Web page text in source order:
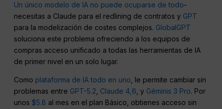
Un único modelo de IA no puede ocuparse de todo-
necesitas a Claude para el redlining de contratos y GPT
para la modelización de costes complejos. GlobalGPT
soluciona este problema ofreciendo a los equipos de
compras acceso unificado a todas las herramientas de IA
de primer nivel en un solo lugar.
Como plataforma de IA todo en uno, le permite cambiar sin
problemas entre GPT-5.2, Claude 4,6, y Géminis 3 Pro. Por
unos$5.8 al mes en el plan Básico, obtienes acceso sin